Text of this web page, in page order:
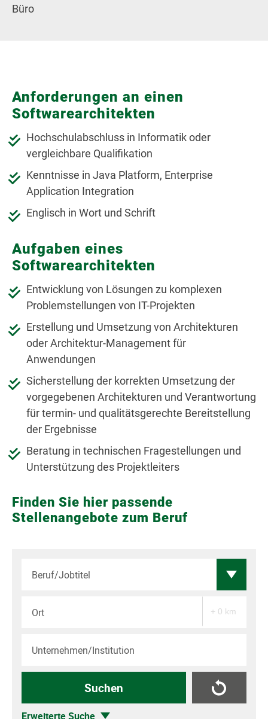
Büro
Anforderungen an einen
Softwarearchitekten
Hochschulabschluss in Informatik oder
vergleichbare Qualifikation
Kenntnisse in Java Platform, Enterprise
Application Integration
Englisch in Wort und Schrift
Aufgaben eines
Softwarearchitekten
Entwicklung von Lösungen zu komplexen
Problemstellungen von IT-Projekten
Erstellung und Umsetzung von Architekturen
oder Architektur-Management für
Anwendungen
Sicherstellung der korrekten Umsetzung der
vorgegebenen Architekturen und Verantwortung
für termin- und qualitätsgerechte Bereitstellung
der Ergebnisse
Beratung in technischen Fragestellungen und
Unterstützung des Projektleiters
Finden Sie hier passende
Stellenangebote zum Beruf